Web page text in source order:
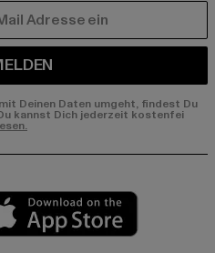
Deinen Daten umgeht, findest Du
kannst Dich jederzeit kostenfei
market